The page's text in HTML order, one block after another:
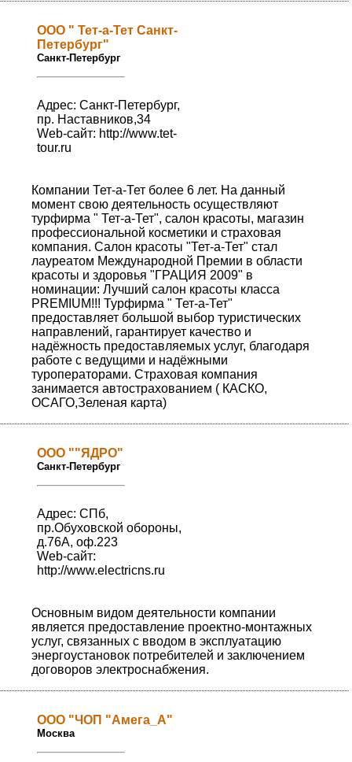
ООО " Тет-а-Тет Санкт-
Петербург"
Санкт-Петербург
Адрес: Санкт-Петербург,
пр. Наставников,34
Web-сайт: http://www.tet-
tour.ru
Компании Тет-а-Тет более 6 лет. На данный
момент свою деятельность осуществляют
турфирма " Тет-а-Тет", салон красоты, магазин
профессиональной косметики и страховая
компания. Салон красоты "Тет-а-Тет" стал
лауреатом Международной Премии в области
красоты и здоровья "ГРАЦИЯ 2009" в
номинации: Лучший салон красоты класса
PREMIUM!!! Турфирма " Тет-а-Тет"
предоставляет большой выбор туристических
направлений, гарантирует качество и
надёжность предоставляемых услуг, благодаря
работе с ведущими и надёжными
туроператорами. Страховая компания
занимается автострахованием ( КАСКО,
ОСАГО,Зеленая карта)
ООО ""ЯДРО"
Санкт-Петербург
Адрес: СПб,
пр.Обуховской обороны,
д.76А, оф.223
Web-сайт:
http://www.electricns.ru
Основным видом деятельности компании
является предоставление проектно-монтажных
услуг, связанных с вводом в эксплуатацию
энергоустановок потребителей и заключением
договоров электроснабжения.
ООО "ЧОП "Амега_А"
Москва